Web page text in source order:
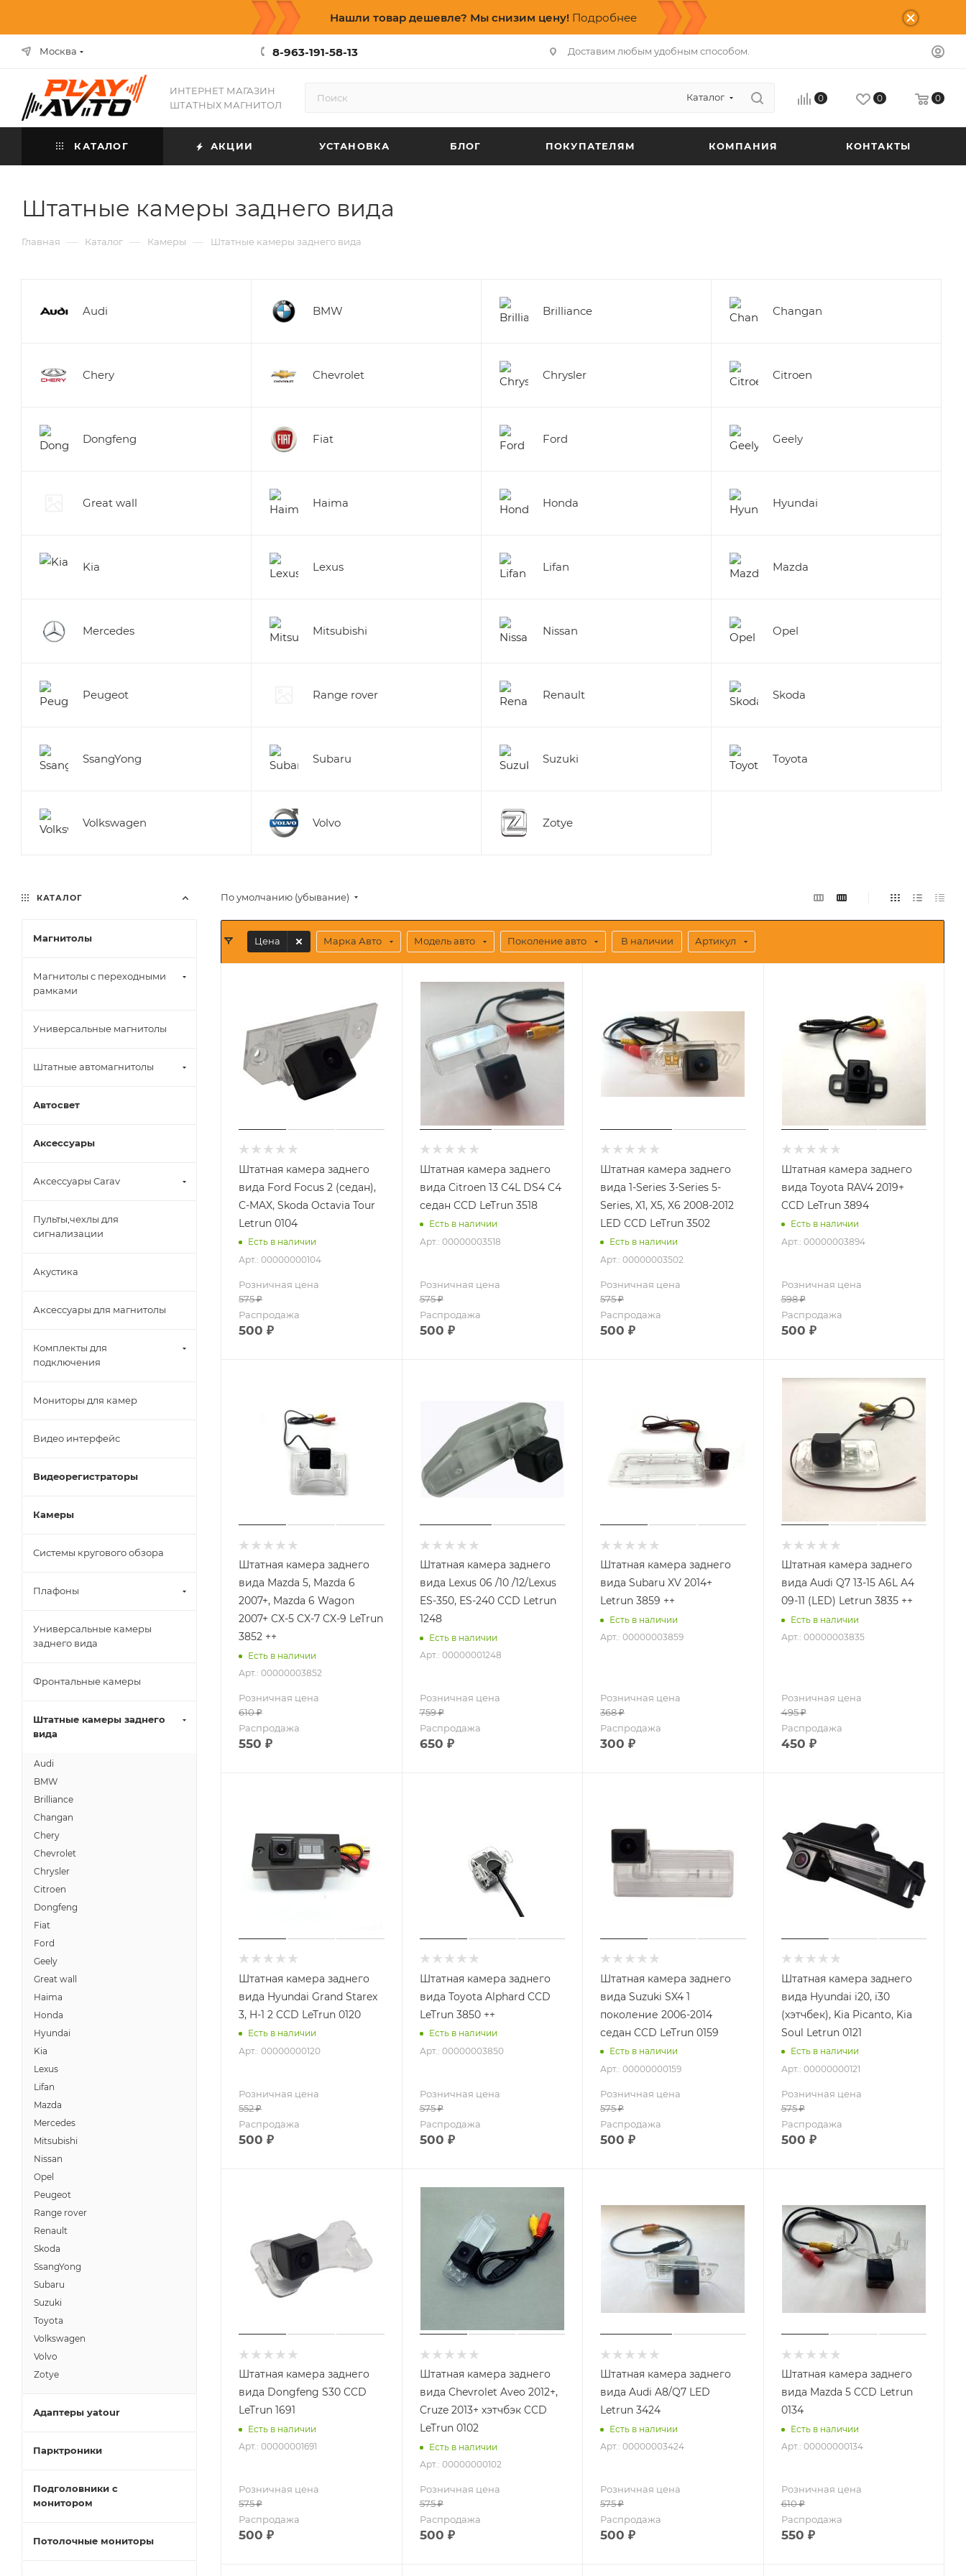
Нашли товар дешевле? Мы снизим цену! Подробнее
Москва 8-963-191-58-13 Доставим любым удобным способом.
ИНТЕРНЕТ МАГАЗИН
ШТАТНЫХ МАГНИТОЛ
Каталог 0 0 0
КАТАЛОГ АКЦИИ УСТАНОВКА БЛОГ ПОКУПАТЕЛЯМ КОМПАНИЯ КОНТАКТЫ
Штатные камеры заднего вида
Главная — Каталог — Камеры — Штатные камеры заднего вида
Audi BMW Brilliance Changan
Chery Chevrolet Chrysler Citroen
Dongfeng Fiat Ford Geely
Great wall Haima Honda Hyundai
Kia Lexus Lifan Mazda
Mercedes Mitsubishi Nissan Opel
Peugeot Range rover Renault Skoda
SsangYong Subaru Suzuki Toyota
Volkswagen Volvo Zotye
По умолчанию (убывание)
Цена Марка Авто Модель авто Поколение авто В наличии Артикул
Штатная камера заднего
вида Ford Focus 2 (седан),
C-MAX, Skoda Octavia Tour
Letrun 0104
Есть в наличии
Арт.: 00000000104
Розничная цена
575₽
Распродажа
500 ₽
Штатная камера заднего
вида Citroen 13 C4L DS4 C4
седан CCD LeTrun 3518
Есть в наличии
Арт.: 00000003518
Розничная цена
575₽
Распродажа
500 ₽
Штатная камера заднего
вида 1-Series 3-Series 5-
Series, X1, X5, X6 2008-2012
LED CCD LeTrun 3502
Есть в наличии
Арт.: 00000003502
Розничная цена
575₽
Распродажа
500 ₽
Штатная камера заднего
вида Toyota RAV4 2019+
CCD LeTrun 3894
Есть в наличии
Арт.: 00000003894
Розничная цена
598₽
Распродажа
500 ₽
Штатная камера заднего
вида Mazda 5, Mazda 6
2007+, Mazda 6 Wagon
2007+ CX-5 CX-7 CX-9 LeTrun
3852 ++
Есть в наличии
Арт.: 00000003852
Розничная цена
610₽
Распродажа
550 ₽
Штатная камера заднего
вида Lexus 06 /10 /12/Lexus
ES-350, ES-240 CCD Letrun
1248
Есть в наличии
Арт.: 00000001248
Розничная цена
759₽
Распродажа
650 ₽
Штатная камера заднего
вида Subaru XV 2014+
Letrun 3859 ++
Есть в наличии
Арт.: 00000003859
Розничная цена
368₽
Распродажа
300 ₽
Штатная камера заднего
вида Audi Q7 13-15 A6L A4
09-11 (LED) Letrun 3835 ++
Есть в наличии
Арт.: 00000003835
Розничная цена
495₽
Распродажа
450 ₽
Штатная камера заднего
вида Hyundai Grand Starex
3, H-1 2 CCD LeTrun 0120
Есть в наличии
Арт.: 00000000120
Розничная цена
552₽
Распродажа
500 ₽
Штатная камера заднего
вида Toyota Alphard CCD
LeTrun 3850 ++
Есть в наличии
Арт.: 00000003850
Розничная цена
575₽
Распродажа
500 ₽
Штатная камера заднего
вида Suzuki SX4 1
поколение 2006-2014
седан CCD LeTrun 0159
Есть в наличии
Арт.: 00000000159
Розничная цена
575₽
Распродажа
500 ₽
Штатная камера заднего
вида Hyundai i20, i30
(хэтчбек), Kia Picanto, Kia
Soul Letrun 0121
Есть в наличии
Арт.: 00000000121
Розничная цена
575₽
Распродажа
500 ₽
Штатная камера заднего
вида Dongfeng S30 CCD
LeTrun 1691
Есть в наличии
Арт.: 00000001691
Розничная цена
575₽
Распродажа
500 ₽
Штатная камера заднего
вида Chevrolet Aveo 2012+,
Cruze 2013+ хэтчбэк CCD
LeTrun 0102
Есть в наличии
Арт.: 00000000102
Розничная цена
575₽
Распродажа
500 ₽
Штатная камера заднего
вида Audi A8/Q7 LED
Letrun 3424
Есть в наличии
Арт.: 00000003424
Розничная цена
575₽
Распродажа
500 ₽
Штатная камера заднего
вида Mazda 5 CCD Letrun
0134
Есть в наличии
Арт.: 00000000134
Розничная цена
610₽
Распродажа
550 ₽
КАТАЛОГ
Магнитолы
Магнитолы с переходными
рамками
Универсальные магнитолы
Штатные автомагнитолы
Автосвет
Аксессуары
Аксессуары Carav
Пульты,чехлы для
сигнализации
Акустика
Аксессуары для магнитолы
Комплекты для
подключения
Мониторы для камер
Видео интерфейс
Видеорегистраторы
Камеры
Системы кругового обзора
Плафоны
Универсальные камеры
заднего вида
Фронтальные камеры
Штатные камеры заднего
вида
Audi
BMW
Brilliance
Changan
Chery
Chevrolet
Chrysler
Citroen
Dongfeng
Fiat
Ford
Geely
Great wall
Haima
Honda
Hyundai
Kia
Lexus
Lifan
Mazda
Mercedes
Mitsubishi
Nissan
Opel
Peugeot
Range rover
Renault
Skoda
SsangYong
Subaru
Suzuki
Toyota
Volkswagen
Volvo
Zotye
Адаптеры yatour
Парктроники
Подголовники с
монитором
Потолочные мониторы